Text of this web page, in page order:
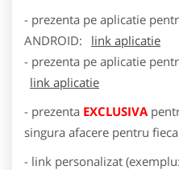
- prezenta pe aplicatie
ANDROID:
link aplicatie
- prezenta pe aplicatie
link aplicatie
- prezenta EXCLUSIVA
singura afacere pentru
- link personalizat (exemplu: